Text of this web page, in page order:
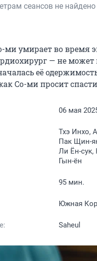
сеансов не найдено
ми умирает во время
— не может
её
Со-ми просит спасти
06 мая
Тхэ Инхо,
Пак Щин-
Ли Ён-
Гын-ён
95 мин.
Южная
Saheul